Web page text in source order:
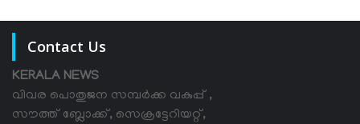
Contact Us
KERALA NEWS
വിവര പൊതുജന സമ്പര്‍ക്ക വകുപ്പ് ,
സൗത്ത് ബ്ലോക്ക്, സെക്രട്ടേറിയറ്റ്,